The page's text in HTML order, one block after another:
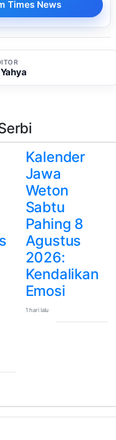
Times News
Kalender
Jawa
Weton
Sabtu
Pahing 8
Agustus
2026:
Kendalikan
Emosi
1 hari lalu